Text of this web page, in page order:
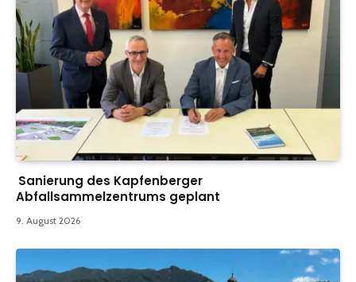
Sanierung des Kapfenberger
Abfallsammelzentrums geplant
9. August 2026